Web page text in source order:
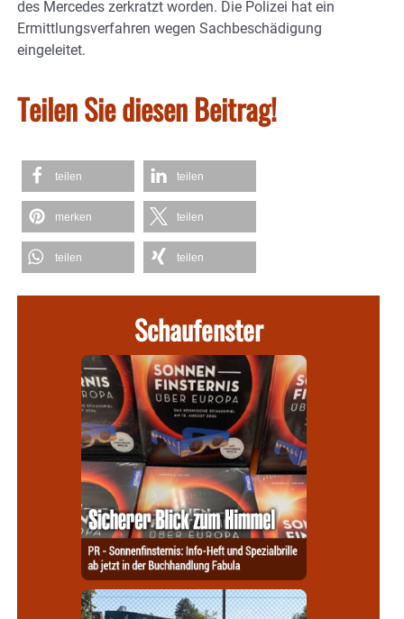
des Mercedes zerkratzt worden. Die Polizei hat ein
Ermittlungsverfahren wegen Sachbeschädigung
eingeleitet.
Teilen Sie diesen Beitrag!
teilen teilen
merken teilen
teilen teilen
Schaufenster